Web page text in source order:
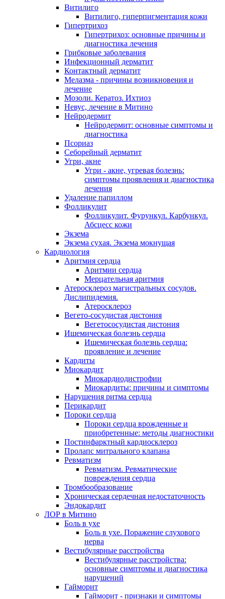
Витилиго
Витилиго, гиперпигментация кожи
Гипертрихоз
Гипертрихоз: основные причины и
диагностика лечения
Грибковые заболевания
Инфекционный дерматит
Контактный дерматит
Мелазма - причины возникновения и
лечение
Мозоли. Кератоз. Ихтиоз
Невус, лечение в Митино
Нейродермит
Нейродермит: основные симптомы и
диагностика
Псориаз
Себорейный дерматит
Угри, акне
Угри - акне, угревая болезнь:
симптомы проявления и диагностика
лечения
Удаление папиллом
Фолликулит
Фолликулит. Фурункул. Карбункул.
Абсцесс кожи
Экзема
Экзема сухая. Экзема мокнущая
Кардиология
Аритмия сердца
Аритмии сердца
Мерцательная аритмия
Атеросклероз магистральных сосудов.
Дислипидемия.
Атеросклероз
Вегето-сосудистая дистония
Вегетососудистая дистония
Ишемическая болезнь сердца
Ишемическая болезнь сердца:
проявление и лечение
Кардиты
Миокардит
Миокардиодистрофии
Миокардиты: причины и симптомы
Нарушения ритма сердца
Перикардит
Пороки сердца
Пороки сердца врожденные и
приобретенные: методы диагностики
Постинфарктный кардиосклероз
Пролапс митрального клапана
Ревматизм
Ревматизм. Ревматические
повреждения сердца
Тромбообразование
Хроническая сердечная недостаточность
Эндокардит
ЛОР в Митино
Боль в ухе
Боль в ухе. Поражение слухового
нерва
Вестибулярные расстройства
Вестибулярные расстройства:
основные симптомы и диагностика
нарушений
Гайморит
Гайморит - признаки и симптомы